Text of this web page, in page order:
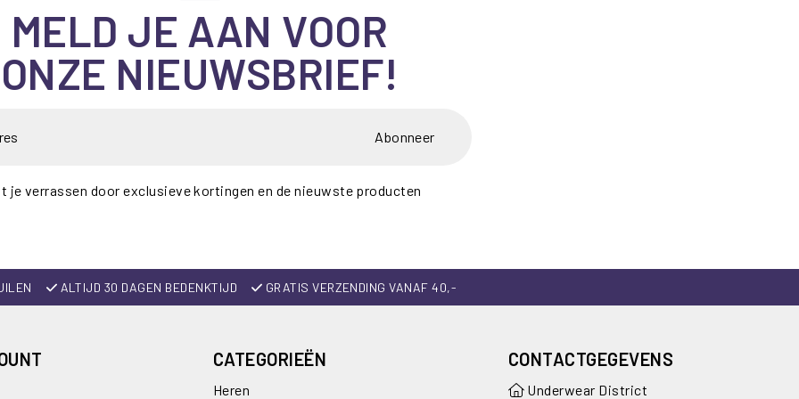
MELD JE AAN VOOR
ONZE NIEUWSBRIEF!
Abonneer
je verrassen door exclusieve kortingen en de nieuwste producten
ALTIJD 30 DAGEN BEDENKTIJD GRATIS VERZENDING VANAF 40,-
CATEGORIEËN
Heren
CONTACTGEGEVENS
Underwear District